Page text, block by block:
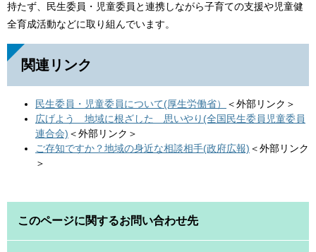
持たず、民生委員・児童委員と連携しながら子育ての支援や児童健
全育成活動などに取り組んでいます。
関連リンク
民生委員・児童委員について(厚生労働省）
＜外部リンク＞
広げよう 地域に根ざした 思いやり(全国民生委員児童委員
連合会) ＜外部リンク＞
ご存知ですか？地域の身近な相談相手(政府広報) ＜外部リンク
＞
このページに関するお問い合わせ先